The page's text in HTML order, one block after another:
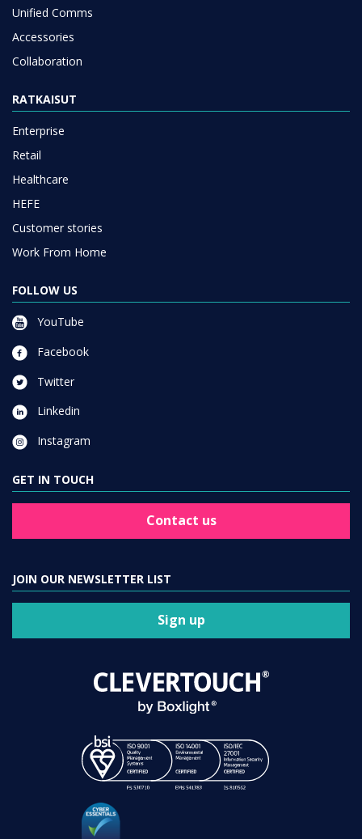
Unified Comms
Accessories
Collaboration
RATKAISUT
Enterprise
Retail
Healthcare
HEFE
Customer stories
Work From Home
FOLLOW US
YouTube
Facebook
Twitter
Linkedin
Instagram
GET IN TOUCH
Contact us
JOIN OUR NEWSLETTER LIST
Sign up